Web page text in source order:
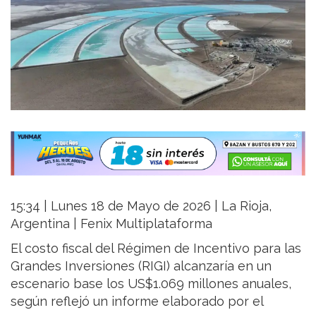
15:34 | Lunes 18 de Mayo de 2026 | La Rioja,
Argentina | Fenix Multiplataforma
El costo fiscal del Régimen de Incentivo para las
Grandes Inversiones (RIGI) alcanzaría en un
escenario base los US$1.069 millones anuales,
según reflejó un informe elaborado por el